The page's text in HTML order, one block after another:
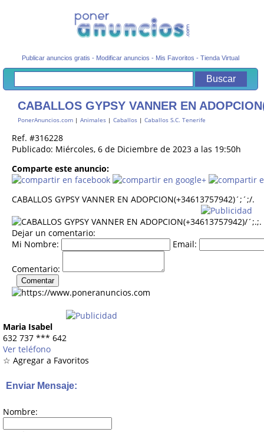
Publicar anuncios gratis - Modificar anuncios - Mis Favoritos -Tienda Virtual
CABALLOS GYPSY VANNER EN
PonerAnuncios.com | Animales | Caballos | Caballos S.C. Tenerife
Ref. #316228
Publicado: Miércoles, 6 de Diciembre de 2023 a las 19:50h
Comparte este anuncio:
CABALLOS GYPSY VANNER EN ADOPCION(+34613757942)´;´;/.
Dejar un comentario:
Mi Nombre:
Email:
Comentario:
Maria Isabel
632 737 *** 642
Ver teléfono
☆ Agregar a Favoritos
Enviar Mensaje:
Nombre: